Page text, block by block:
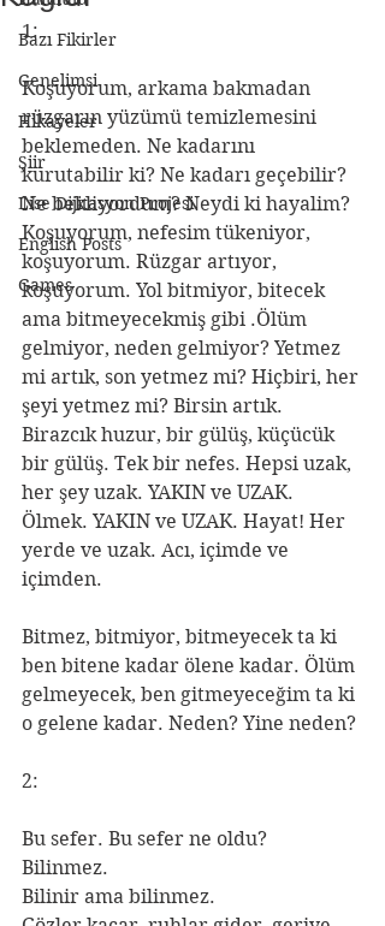
Bazı Fikirler
Genelimsi
Hikayeler
Şiir
Lise Dijitasyon Projesi
English Posts
Games
1:
Koşuyorum, arkama bakmadan
rüzgarın yüzümü temizlemesini
beklemeden. Ne kadarını
kurutabilir ki? Ne kadarı geçebilir?
Ne bekliyordum? Neydi ki hayalim?
Koşuyorum, nefesim tükeniyor,
koşuyorum. Rüzgar artıyor,
koşuyorum. Yol bitmiyor, bitecek
ama bitmeyecekmiş gibi .Ölüm
gelmiyor, neden gelmiyor? Yetmez
mi artık, son yetmez mi? Hiçbiri, her
şeyi yetmez mi? Birsin artık.
Birazcık huzur, bir gülüş, küçücük
bir gülüş. Tek bir nefes. Hepsi uzak,
her şey uzak. YAKIN ve UZAK.
Ölmek. YAKIN ve UZAK. Hayat! Her
yerde ve uzak. Acı, içimde ve
içimden.
Bitmez, bitmiyor, bitmeyecek ta ki
ben bitene kadar ölene kadar. Ölüm
gelmeyecek, ben gitmeyeceğim ta ki
o gelene kadar. Neden? Yine neden?
2:
Bu sefer. Bu sefer ne oldu?
Bilinmez.
Bilinir ama bilinmez.